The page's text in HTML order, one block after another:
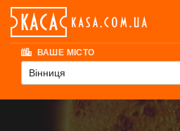
ВАШЕ МІСТО
Вінниця